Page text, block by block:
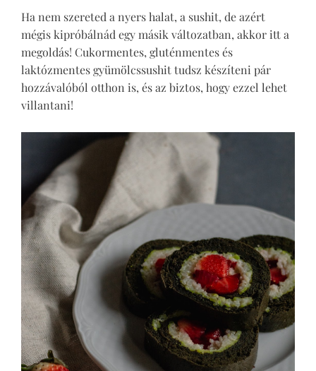
Ha nem szereted a nyers halat, a sushit, de azért
mégis kipróbálnád egy másik változatban, akkor itt a
megoldás! Cukormentes, gluténmentes és
laktózmentes gyümölcssushit tudsz készíteni pár
hozzávalóból otthon is, és az biztos, hogy ezzel lehet
villantani!